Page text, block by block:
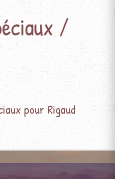
/
pour Rigaud